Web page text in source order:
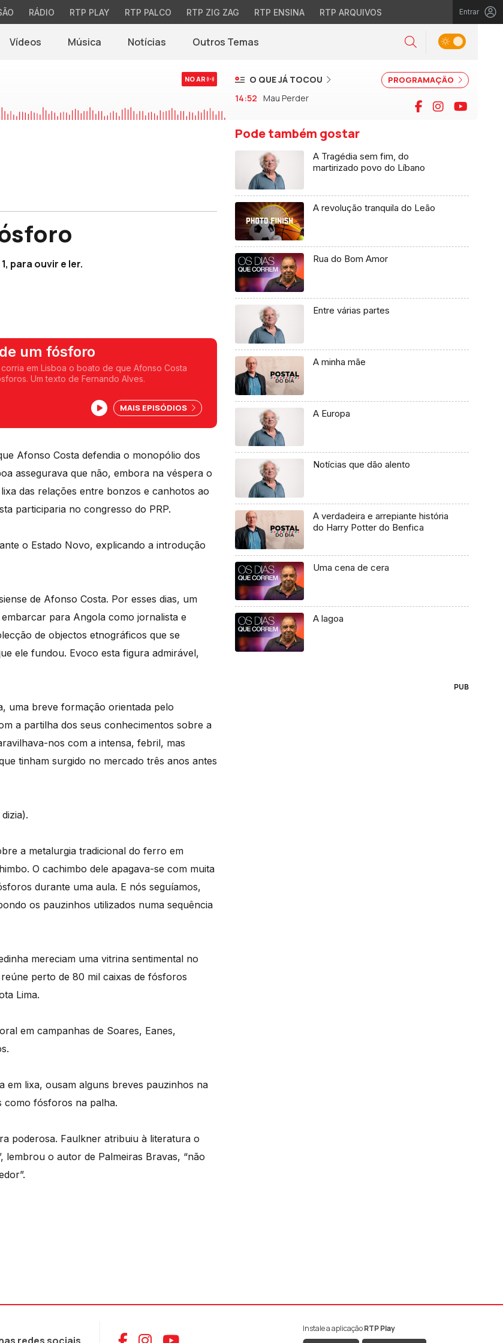
RÁDIO RTP PLAY RTP PALCO RTP ZIG ZAG RTP ENSINA RTP ARQUIVOS Entrar
Vídeos Música Notícias(abre em nova janela)
Outros Temas Pesquisar
Alternar tema
NO AR PROGRAMAÇÃO
O QUE JÁ TOCOU
14:52 Mau Perder Facebook
Instagram
para ouvir e ler.
um fósforo
em Lisboa o boato de que Afonso Costa
Um texto de Fernando Alves.
MAIS EPISÓDIOS
Afonso Costa defendia o monopólio dos
assegurava que não, embora na véspera o
das relações entre bonzos e canhotos ao
participaria no congresso do PRP.
o Estado Novo, explicando a introdução
de Afonso Costa. Por esses dias, um
para Angola como jornalista e
de objectos etnográficos que se
ele fundou. Evoco esta figura admirável,
uma breve formação orientada pelo
a partilha dos seus conhecimentos sobre a
nos com a intensa, febril, mas
tinham surgido no mercado três anos antes
a metalurgia tradicional do ferro em
O cachimbo dele apagava-se com muita
durante uma aula. E nós seguíamos,
os pauzinhos utilizados numa sequência
mereciam uma vitrina sentimental no
perto de 80 mil caixas de fósforos
Lima.
em campanhas de Soares, Eanes,
em lixa, ousam alguns breves pauzinhos na
como fósforos na palha.
poderosa. Faulkner atribuiu à literatura o
o autor de Palmeiras Bravas, “não
Pode também gostar
A Tragédia sem fim, do
martirizado povo do Líbano
A revolução tranquila do Leão
Rua do Bom Amor
Entre várias partes
A minha mãe
A Europa
Notícias que dão alento
A verdadeira e arrepiante história
do Harry Potter do Benfica
Uma cena de cera
A lagoa
PUB
Instale a aplicaçãoRTP Play